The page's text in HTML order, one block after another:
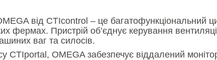
від CTIcontrol – це
фермах. Пристрій об’єднує керування
ваг та силосів.
CTIportal, OMEGA забезпечує віддалений